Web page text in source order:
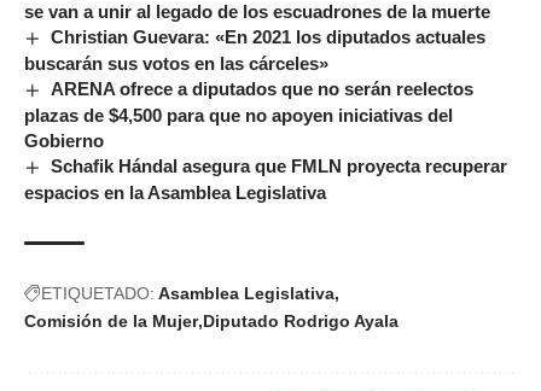
se van a unir al legado de los escuadrones de la muerte
Christian Guevara: «En 2021 los diputados actuales
buscarán sus votos en las cárceles»
ARENA ofrece a diputados que no serán reelectos
plazas de $4,500 para que no apoyen iniciativas del
Gobierno
Schafik Hándal asegura que FMLN proyecta recuperar
espacios en la Asamblea Legislativa
ETIQUETADO: Asamblea Legislativa
Comisión de la Mujer Diputado Rodrigo Ayala